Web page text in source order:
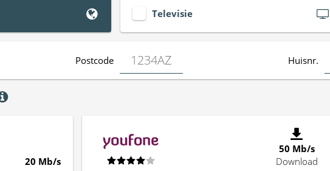
Televisie
Postcode Huisnr.
20 Mb/s
50 Mb/s
Download